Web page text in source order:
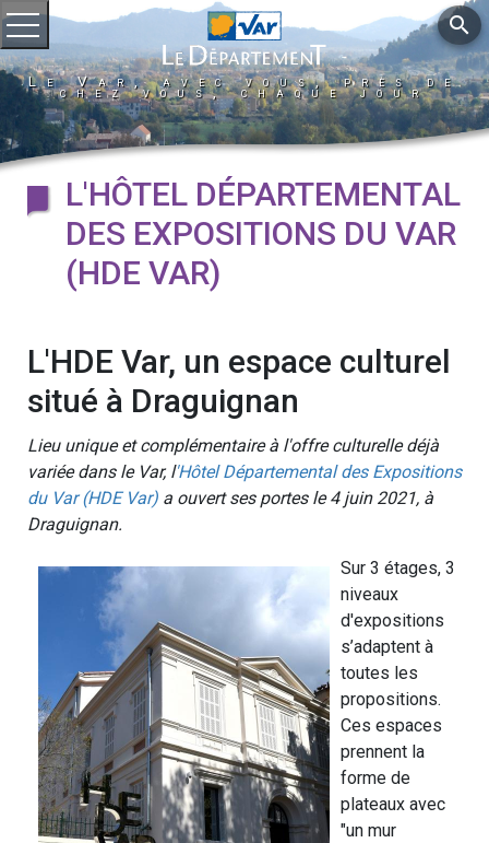
Ouvrir le menu
Le Var, avec vous, près de
chez vous, chaque jour
search
L'HÔTEL DÉPARTEMENTAL
DES EXPOSITIONS DU VAR
(HDE VAR)
L'HDE Var, un espace culturel
situé à Draguignan
Lieu unique et complémentaire à l'offre culturelle déjà
variée dans le Var, l'Hôtel Départemental des Expositions
du Var (HDE Var) a ouvert ses portes le 4 juin 2021, à
Draguignan.
Sur 3 étages, 3
niveaux
d'expositions
s’adaptent à
toutes les
propositions.
Ces espaces
prennent la
forme de
plateaux avec
"un mur